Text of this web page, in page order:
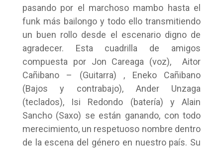
pasando por el marchoso mambo hasta el
funk más bailongo y todo ello transmitiendo
un buen rollo desde el escenario digno de
agradecer. Esta cuadrilla de amigos
compuesta por Jon Careaga (voz), Aitor
Cañibano – (Guitarra) , Eneko Cañibano
(Bajos y contrabajo), Ander Unzaga
(teclados), Isi Redondo (batería) y Alain
Sancho (Saxo) se están ganando, con todo
merecimiento, un respetuoso nombre dentro
de la escena del género en nuestro país. Su